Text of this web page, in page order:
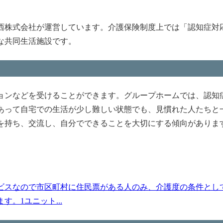
式会社が運営しています。介護保険制度上では「認知症対
同生活施設です。
などを受けることができます。グループホームでは、認知
て自宅での生活が少し難しい状態でも、見慣れた人たちと
ち、交流し、自分でできることを大切にする傾向がありま
なので市区町村に住民票がある人のみ、介護度の条件とし
す。1ユニット...